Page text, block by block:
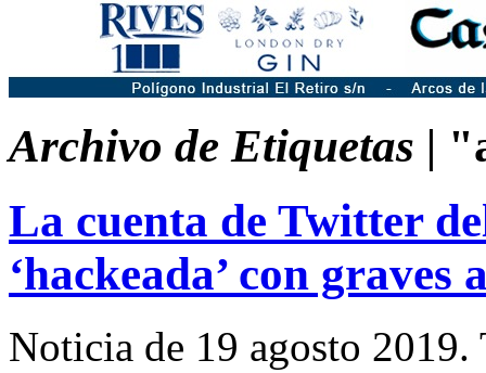
Archivo de Etiquetas |
La cuenta de Twitter
‘hackeada’ con graves
Noticia de 19 agosto 2019.